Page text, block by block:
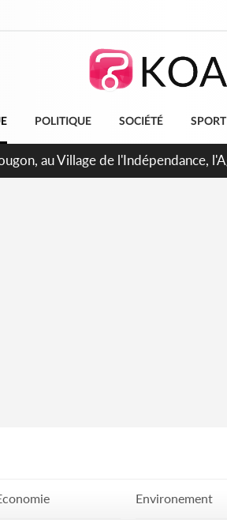
POLITIQUE SOCIÉTÉ SPORT
Treichville, après la fronde, les
Environement